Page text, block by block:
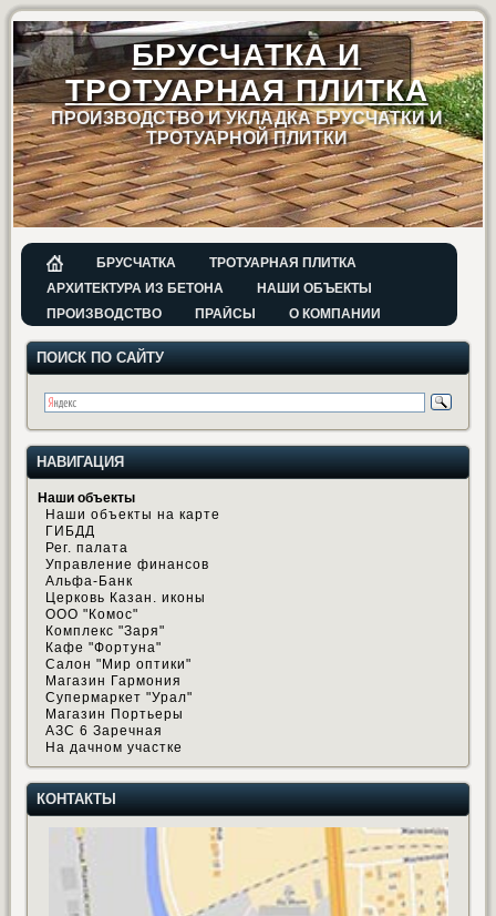
БРУСЧАТКА И
ТРОТУАРНАЯ ПЛИТКА
ПРОИЗВОДСТВО И УКЛАДКА БРУСЧАТКИ И
ТРОТУАРНОЙ ПЛИТКИ
БРУСЧАТКА
ТРОТУАРНАЯ ПЛИТКА
АРХИТЕКТУРА ИЗ БЕТОНА
НАШИ ОБЪЕКТЫ
ПРОИЗВОДСТВО
ПРАЙСЫ О КОМПАНИИ
ПОИСК ПО САЙТУ
НАВИГАЦИЯ
Наши объекты
Наши объекты на карте
ГИБДД
Рег. палата
Управление финансов
Альфа-Банк
Церковь Казан. иконы
ООО "Комос"
Комплекс "Заря"
Кафе "Фортуна"
Салон "Мир оптики"
Магазин Гармония
Супермаркет "Урал"
Магазин Портьеры
АЗС 6 Заречная
На дачном участке
КОНТАКТЫ